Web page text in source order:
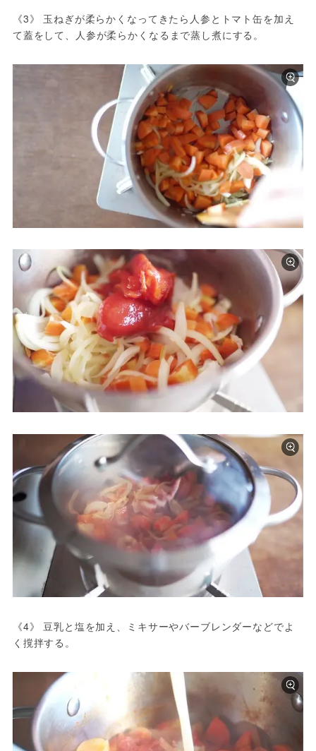
《3》 玉ねぎが柔らかくなってきたら人参とトマト缶を加え
て蓋をして、人参が柔らかくなるまで蒸し煮にする。
《4》 豆乳と塩を加え、ミキサーやバーブレンダーなどでよ
く撹拌する。